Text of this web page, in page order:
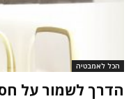
הכל לאמבטיה
הדרך לשמור על